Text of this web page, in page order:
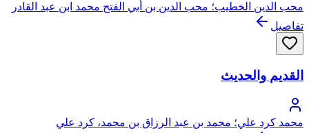
محب الدين الخطيب؛ محب الدين بن أبي الفتح محمد ابن عبد القادر
بن صالح الخطيب، يتصل نسبه بعبد القادر الجيلاني الحسني
تفاصيل
القديم والحديث
محمد كرد علي؛ محمد بن عبد الرزاق بن محمد، كرد علي